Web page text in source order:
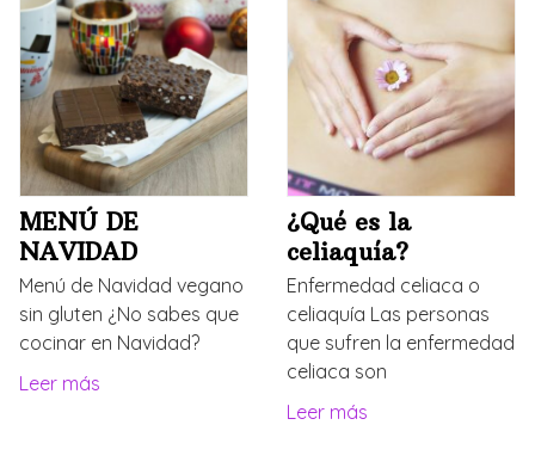
MENÚ DE
NAVIDAD
Menú de Navidad vegano
sin gluten ¿No sabes que
cocinar en Navidad?
Leer más
¿Qué es la
celiaquía?
Enfermedad celiaca o
celiaquía Las personas
que sufren la enfermedad
celiaca son
Leer más